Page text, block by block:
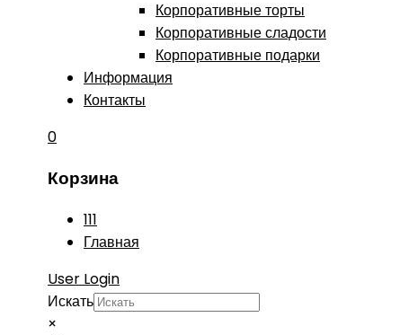
Корпоративные торты
Корпоративные сладости
Корпоративные подарки
Информация
Контакты
0
Корзина
111
Главная
User Login
Искать
×